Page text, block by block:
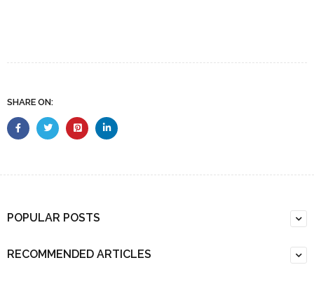
SHARE ON:
POPULAR POSTS
RECOMMENDED ARTICLES